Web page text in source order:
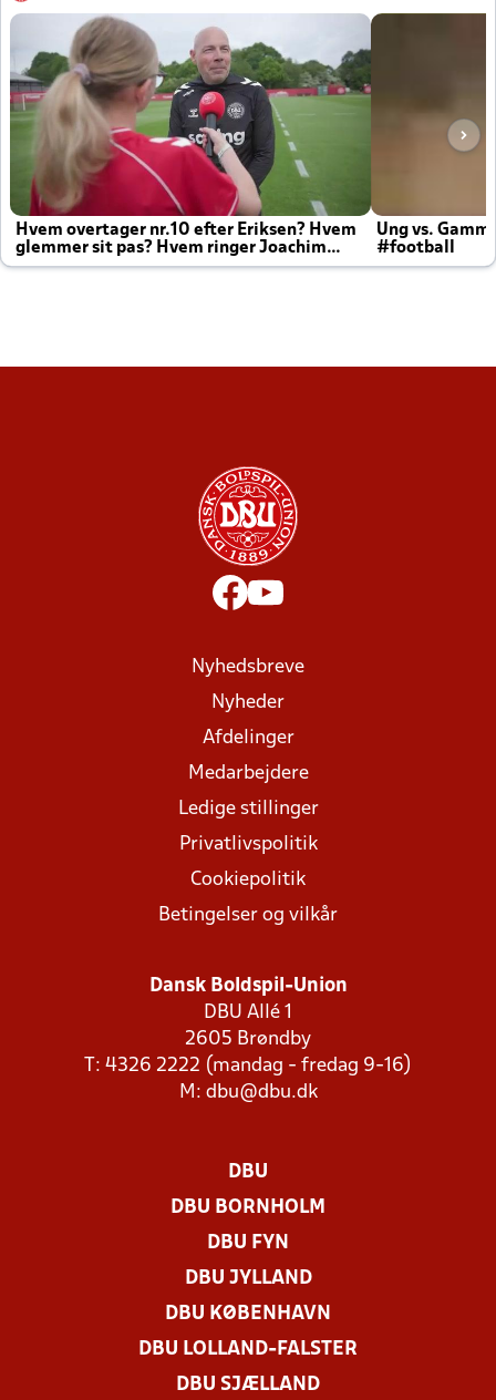
Hvem overtager nr.10 efter Eriksen? Hvem
glemmer sit pas? Hvem ringer Joachim
altid til efter kampe?
Ung vs.
#football
Nyhedsbreve
Nyheder
Afdelinger
Medarbejdere
Ledige stillinger
Privatlivspolitik
Cookiepolitik
Betingelser og vilkår
Dansk Boldspil-Union
DBU Allé 1
2605 Brøndby
T: 4326 2222 (mandag - fredag 9-16)
M: dbu@dbu.dk
DBU
DBU BORNHOLM
DBU FYN
DBU JYLLAND
DBU KØBENHAVN
DBU LOLLAND-FALSTER
DBU SJÆLLAND